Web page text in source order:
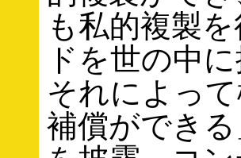
も私的複製
ドを世の中
それによっ
補償ができ